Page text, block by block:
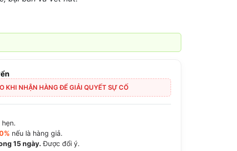
KHI NHẬN HÀNG ĐỂ GIẢI QUYẾT SỰ CỐ
hẹn.
nếu là hàng giả.
15 ngày. Được đổi ý.